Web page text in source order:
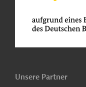
Unsere Partner